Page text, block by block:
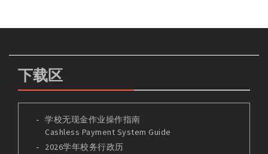
下载区
学校无现金作业操作指南
Cashless Payment System Guide
2026学年校务行政历